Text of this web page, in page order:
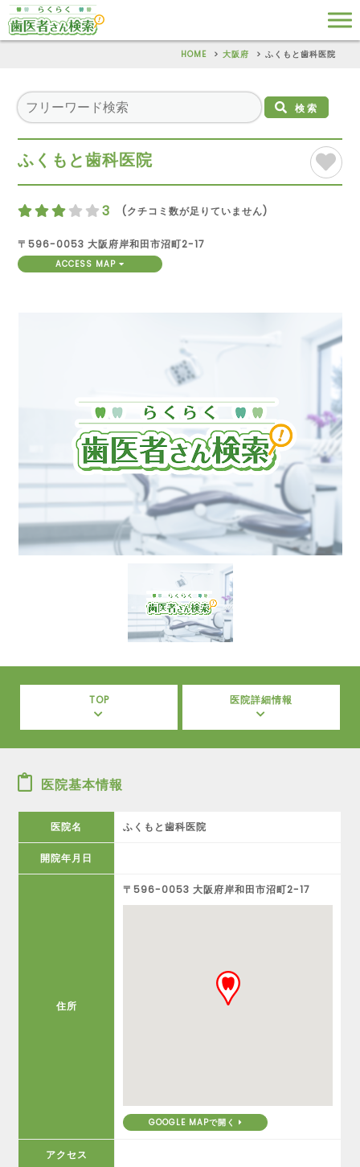
HOME 大阪府 ふくもと歯科医院
検索
ふくもと歯科医院
3 (クチコミ数が足りていません)
〒596-0053 大阪府岸和田市沼町2-17
ACCESS MAP
TOP 医院詳細情報
医院基本情報
医院名 ふくもと歯科医院
開院年月日
住所
〒596-0053 大阪府岸和田市沼町2-17
GOOGLE MAPで開く
アクセス